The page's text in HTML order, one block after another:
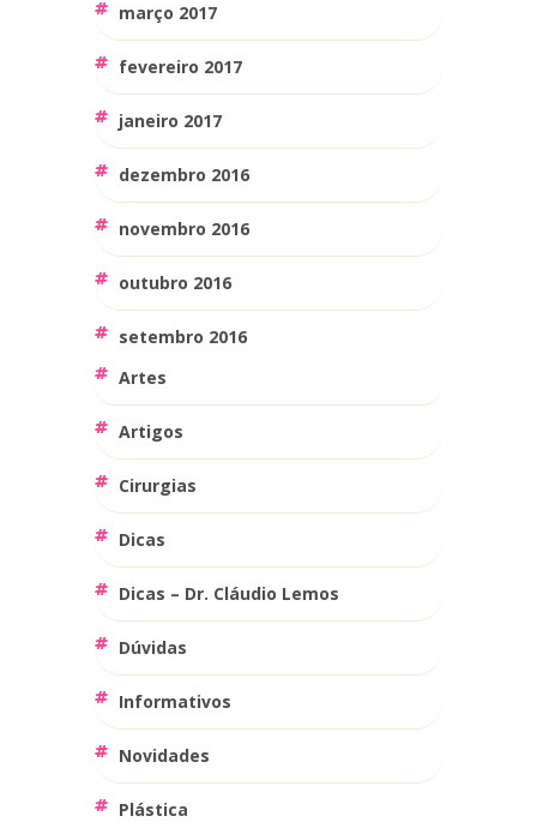
março 2017
fevereiro 2017
janeiro 2017
dezembro 2016
novembro 2016
outubro 2016
setembro 2016
Artes
Artigos
Cirurgias
Dicas
Dicas – Dr. Cláudio Lemos
Dúvidas
Informativos
Novidades
Plástica